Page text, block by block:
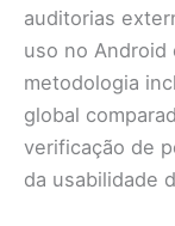
auditorias
uso no
metodologia
global
verificação de
da usabilidade